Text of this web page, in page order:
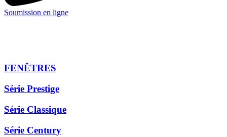
Soumission en ligne
FENÊTRES
Série Prestige
Série Classique
Série Century